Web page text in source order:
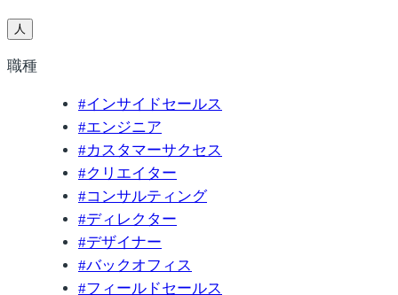
人
職種
#インサイドセールス
#エンジニア
#カスタマーサクセス
#クリエイター
#コンサルティング
#ディレクター
#デザイナー
#バックオフィス
#フィールドセールス